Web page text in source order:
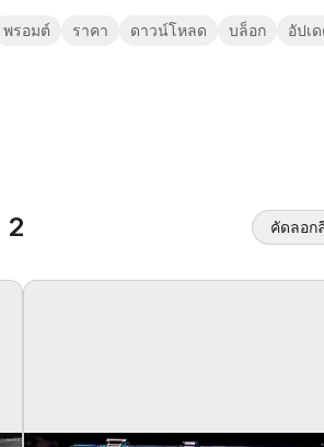
พรอมต์ ราคา ดาวน์โหลด บล็อก อัปเ
2 คัดลอก